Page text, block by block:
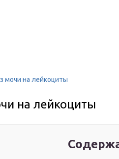
мочи на лейкоциты
на лейкоциты